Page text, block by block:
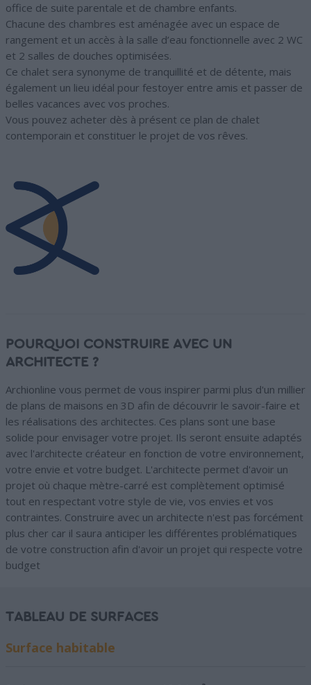
office de suite parentale et de chambre enfants.
Chacune des chambres est aménagée avec un espace de
rangement et un accès à la salle d’eau fonctionnelle avec 2 WC
et 2 salles de douches optimisées.
Ce chalet sera synonyme de tranquillité et de détente, mais
également un lieu idéal pour festoyer entre amis et passer de
belles vacances avec vos proches.
Vous pouvez acheter dès à présent ce plan de chalet
contemporain et constituer le projet de vos rêves.
POURQUOI CONSTRUIRE AVEC UN
ARCHITECTE ?
Archionline vous permet de vous inspirer parmi plus d'un millier
de plans de maisons en 3D afin de découvrir le savoir-faire et
les réalisations des architectes. Ces plans sont une base
solide pour envisager votre projet. Ils seront ensuite adaptés
avec l'architecte créateur en fonction de votre environnement,
votre envie et votre budget. L'architecte permet d'avoir un
projet où chaque mètre-carré est complètement optimisé
tout en respectant votre style de vie, vos envies et vos
contraintes. Construire avec un architecte n'est pas forcément
plus cher car il saura anticiper les différentes problématiques
de votre construction afin d'avoir un projet qui respecte votre
budget
TABLEAU DE SURFACES
Surface habitable